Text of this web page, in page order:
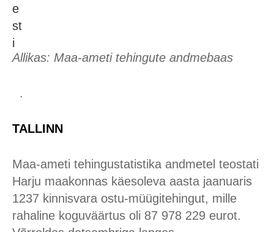
Allikas: Maa-ameti tehingute andmebaas
.
TALLINN
Maa-ameti tehingustatistika andmetel teostati
Harju maakonnas käesoleva aasta jaanuaris
1237 kinnisvara ostu-müügitehingut, mille
rahaline koguväärtus oli 87 978 229 eurot.